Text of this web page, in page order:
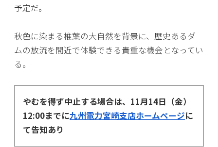
予定だ。
秋色に染まる椎葉の大自然を背景に、歴史あるダ
ムの放流を間近で体験できる貴重な機会となってい
る。
やむを得ず中止する場合は、11月14日（金）
12:00までに九州電力宮崎支店ホームページに
て告知あり